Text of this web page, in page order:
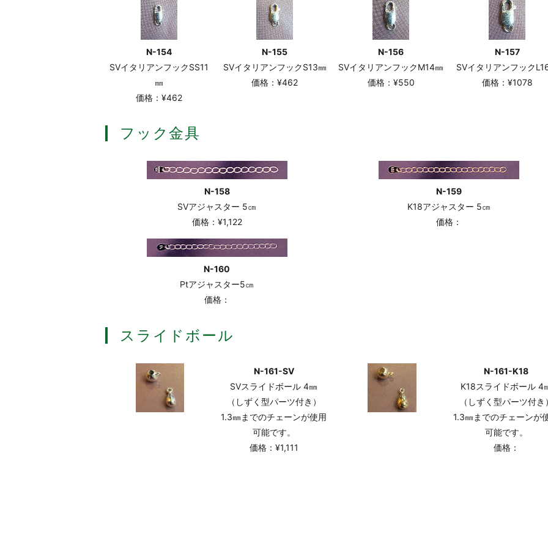
N-154
SVイタリアンフックSS11
㎜
価格：¥462
N-155
SVイタリアンフックS13㎜
価格：¥462
N-156
SVイタリアンフックM14㎜
価格：¥550
N-157
SVイタリアンフック
価格：¥1078
フック金具
N-158
SVアジャスター 5㎝
価格：¥1,122
N-159
K18アジャスター 5㎝
価格：
N-160
Ptアジャスター5㎝
価格：
スライドボール
N-161-SV
SVスライドボール 4㎜
（しずく型パーツ付き）
1.3㎜までのチェーンが使用
可能です。
価格：¥1,111
N-161-K18
K18スライドボール 4
（しずく型パーツ付き
1.3㎜までのチェーンが
可能です。
価格：